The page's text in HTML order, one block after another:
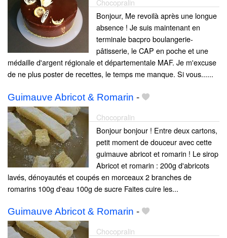
Chocopralin
Bonjour, Me revoilà après une longue
absence ! Je suis maintenant en
terminale bacpro boulangerie-
pâtisserie, le CAP en poche et une
médaille d'argent régionale et départementale MAF. Je m'excuse
de ne plus poster de recettes, le temps me manque. Si vous......
Guimauve Abricot & Romarin -
Chocopralin
Bonjour bonjour ! Entre deux cartons,
petit moment de douceur avec cette
guimauve abricot et romarin ! Le sirop
Abricot et romarin : 200g d'abricots
lavés, dénoyautés et coupés en morceaux 2 branches de
romarins 100g d'eau 100g de sucre Faites cuire les...
Guimauve Abricot & Romarin -
Chocopralin